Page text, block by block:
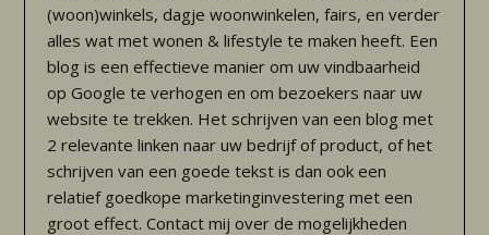
(woon)winkels, dagje woonwinkelen, fairs, en verder
alles wat met wonen & lifestyle te maken heeft. Een
blog is een effectieve manier om uw vindbaarheid
op Google te verhogen en om bezoekers naar uw
website te trekken. Het schrijven van een blog met
2 relevante linken naar uw bedrijf of product, of het
schrijven van een goede tekst is dan ook een
relatief goedkope marketinginvestering met een
groot effect. Contact mij over de mogelijkheden